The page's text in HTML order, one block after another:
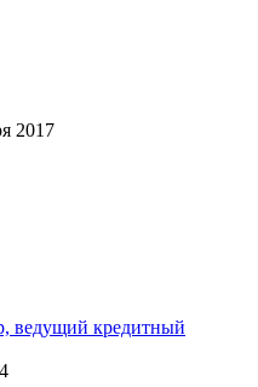
2017
ведущий кредитный